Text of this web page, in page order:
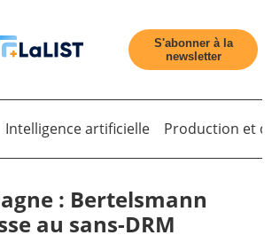
S'abonner à la
newsletter
Intelligence artificielle Production et
: Bertelsmann
au sans-DRM